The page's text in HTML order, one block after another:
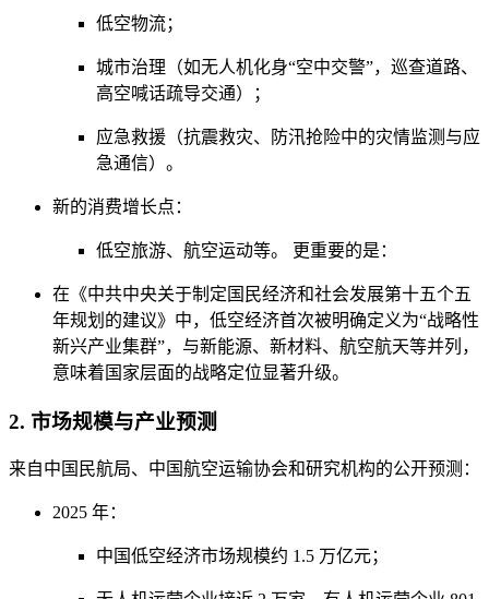
低空物流；
城市治理（如无人机化身“空中交警”，巡查道路、
高空喊话疏导交通）；
应急救援（抗震救灾、防汛抢险中的灾情监测与应
急通信）。
新的消费增长点：
低空旅游、航空运动等。 更重要的是：
在《中共中央关于制定国民经济和社会发展第十五个五
年规划的建议》中，低空经济首次被明确定义为“战略性
新兴产业集群”，与新能源、新材料、航空航天等并列，
意味着国家层面的战略定位显著升级。
2. 市场规模与产业预测
来自中国民航局、中国航空运输协会和研究机构的公开预测：
2025 年：
中国低空经济市场规模约 1.5 万亿元；